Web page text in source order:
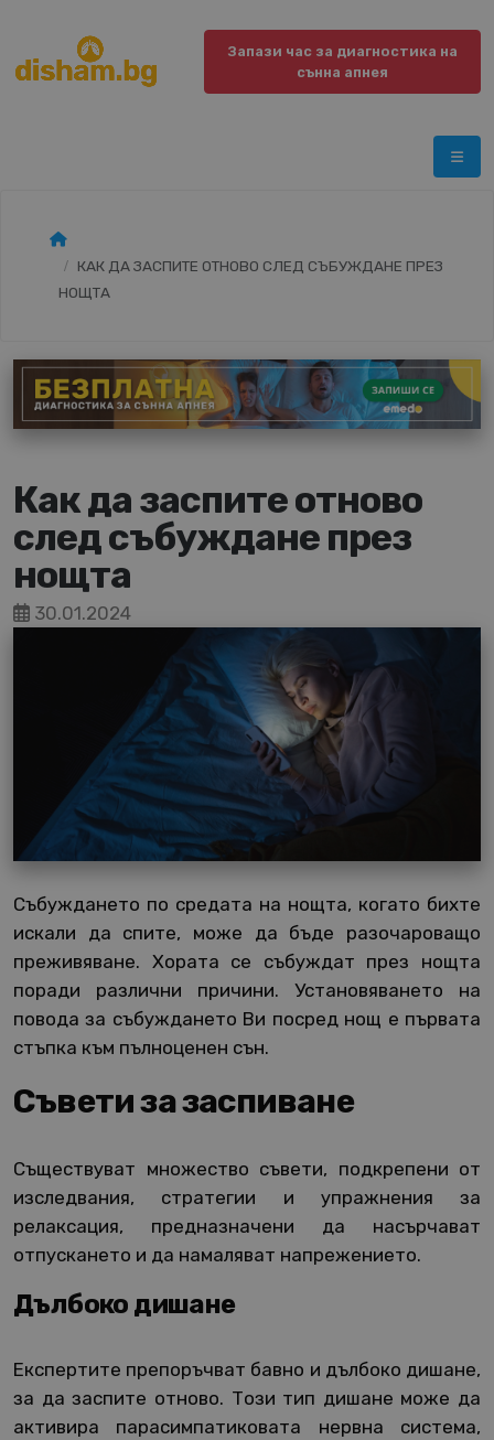
Запази час за диагностика на
сънна апнея
КАК ДА ЗАСПИТЕ ОТНОВО СЛЕД СЪБУЖДАНЕ ПРЕЗ
НОЩТА
Как да заспите отново
след събуждане през
нощта
30.01.2024
Събуждането по средата на нощта, когато бихте
искали да спите, може да бъде разочароващо
преживяване. Хората се събуждат през нощта
поради различни причини. Установяването на
повода за събуждането Ви посред нощ е първата
стъпка към пълноценен сън.
Съвети за заспиване
Съществуват множество съвети, подкрепени от
изследвания, стратегии и упражнения за
релаксация, предназначени да насърчават
отпускането и да намаляват напрежението.
Дълбоко дишане
Експертите препоръчват бавно и дълбоко дишане,
за да заспите отново. Този тип дишане може да
активира парасимпатиковата нервна система,